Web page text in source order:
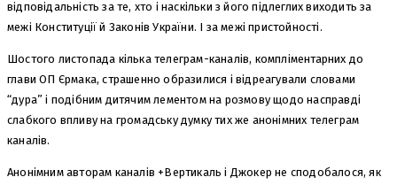
відповідальність за те, хто і наскільки з його підлеглих виходить за
межі Конституції й Законів України. І за межі пристойності.
Шостого листопада кілька телеграм-каналів, компліментарних до
глави ОП Єрмака, страшенно образилися і відреагували словами
“дура” і подібним дитячим лементом на розмову щодо насправді
слабкого впливу на громадську думку тих же анонімних телеграм
каналів.
Анонімним авторам каналів +Вертикаль і Джокер не сподобалося, як